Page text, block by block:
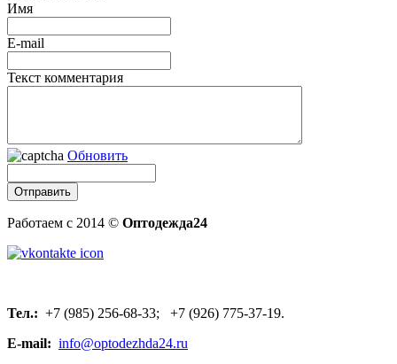
Имя
E-mail
Текст комментария
Обновить
Работаем с 2014 © Оптодежда24
Тел.: +7 (985) 256-68-33; +7 (926) 775-37-19.
E-mail: info@optodezhda24.ru